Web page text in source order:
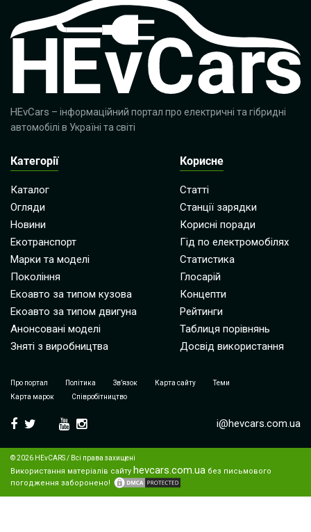
HEvCars – інформаційний портал про електричні та гібридні
автомобілі в Україні та світі
Категорії
Каталог
Огляди
Новини
Екотранспорт
Марки та моделі
Покоління
Екоавто за типом кузова
Екоавто за типом двигуна
Анонсовані моделі
Зняті з виробництва
Корисне
Статті
Станції зарядки
Корисні поради
Гід по електромобілях
Статистика
Глосарій
Концепти
Рейтинги
Таблиця порівнянь
Досвід використання
Про портал Політика Зв’язок Карта сайту
Теми
Карта марок
Співробітництво
i@hevcars.com.ua
© 2026 HEvCARS / Всі права захищені
Використання матеріалів сайту hevcars.com.ua без письмового
погодження заборонено!